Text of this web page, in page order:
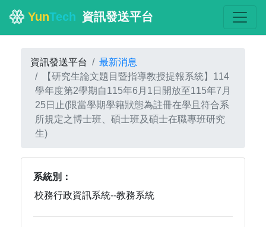
YunTech 資訊發送平台
資訊發送平台
最新消息
【研究生論文題目暨指導教授提報系統】114
學年度第2學期自115年6月1日開放至115年7月
25日止(限當學期學籍狀態為註冊在學且符合系
所規定之博士班、碩士班及碩士在職專班研究
生)
系統別：